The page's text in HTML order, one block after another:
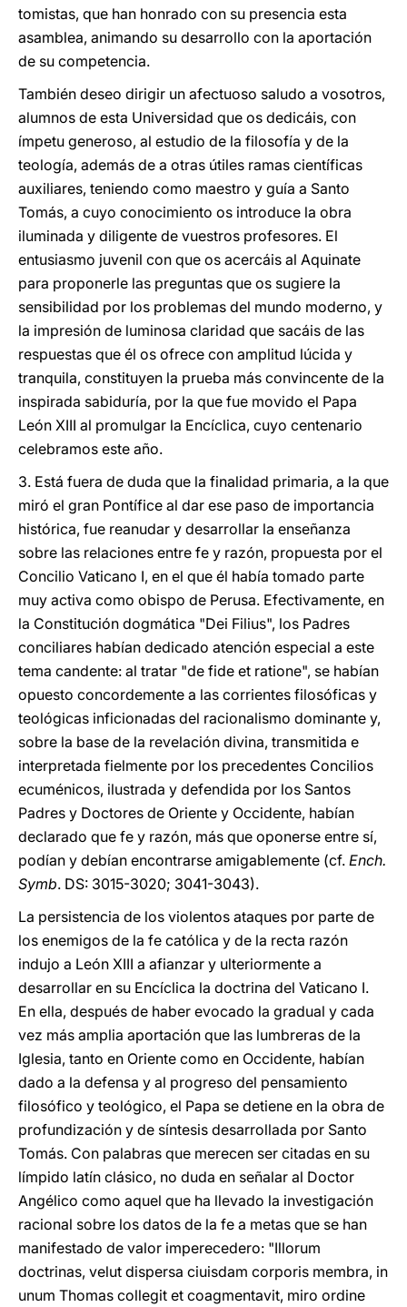
tomistas, que han honrado con su presencia esta
asamblea, animando su desarrollo con la aportación
de su competencia.
También deseo dirigir un afectuoso saludo a vosotros,
alumnos de esta Universidad que os dedicáis, con
ímpetu generoso, al estudio de la filosofía y de la
teología, además de a otras útiles ramas científicas
auxiliares, teniendo como maestro y guía a Santo
Tomás, a cuyo conocimiento os introduce la obra
iluminada y diligente de vuestros profesores. El
entusiasmo juvenil con que os acercáis al Aquinate
para proponerle las preguntas que os sugiere la
sensibilidad por los problemas del mundo moderno, y
la impresión de luminosa claridad que sacáis de las
respuestas que él os ofrece con amplitud lúcida y
tranquila, constituyen la prueba más convincente de la
inspirada sabiduría, por la que fue movido el Papa
León XIII al promulgar la Encíclica, cuyo centenario
celebramos este año.
3. Está fuera de duda que la finalidad primaria, a la que
miró el gran Pontífice al dar ese paso de importancia
histórica, fue reanudar y desarrollar la enseñanza
sobre las relaciones entre fe y razón, propuesta por el
Concilio Vaticano I, en el que él había tomado parte
muy activa como obispo de Perusa. Efectivamente, en
la Constitución dogmática "Dei Filius", los Padres
conciliares habían dedicado atención especial a este
tema candente: al tratar "de fide et ratione", se habían
opuesto concordemente a las corrientes filosóficas y
teológicas inficionadas del racionalismo dominante y,
sobre la base de la revelación divina, transmitida e
interpretada fielmente por los precedentes Concilios
ecuménicos, ilustrada y defendida por los Santos
Padres y Doctores de Oriente y Occidente, habían
declarado que fe y razón, más que oponerse entre sí,
podían y debían encontrarse amigablemente (cf. Ench.
Symb. DS: 3015-3020; 3041-3043).
La persistencia de los violentos ataques por parte de
los enemigos de la fe católica y de la recta razón
indujo a León XIII a afianzar y ulteriormente a
desarrollar en su Encíclica la doctrina del Vaticano I.
En ella, después de haber evocado la gradual y cada
vez más amplia aportación que las lumbreras de la
Iglesia, tanto en Oriente como en Occidente, habían
dado a la defensa y al progreso del pensamiento
filosófico y teológico, el Papa se detiene en la obra de
profundización y de síntesis desarrollada por Santo
Tomás. Con palabras que merecen ser citadas en su
límpido latín clásico, no duda en señalar al Doctor
Angélico como aquel que ha llevado la investigación
racional sobre los datos de la fe a metas que se han
manifestado de valor imperecedero: "Illorum
doctrinas, velut dispersa ciuisdam corporis membra, in
unum Thomas collegit et coagmentavit, miro ordine